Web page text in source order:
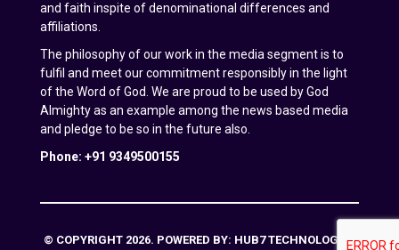
and faith inspite of denominational differences and
affiliations.
The philosophy of our work in the media segment is to
fulfil and meet our commitment responsibly in the light
of the Word of God. We are proud to be used by God
Almighty as an example among the news based media
and pledge to be so in the future also.
Phone: +91 9349500155
© COPYRIGHT 2026. POWERED BY: HUB7 TECHNOLOGIES